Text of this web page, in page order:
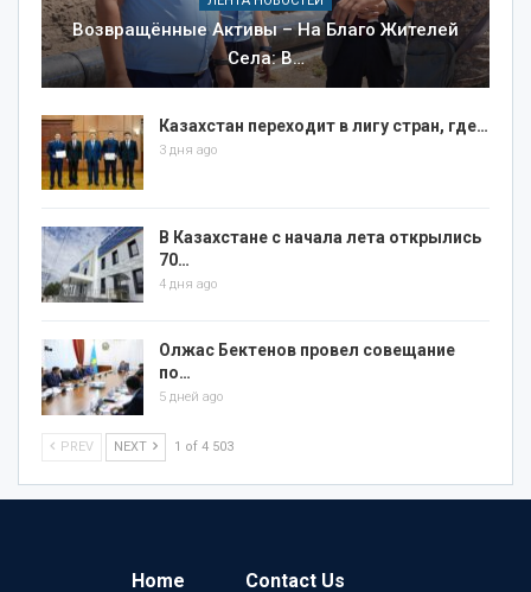
Возвращённые Активы – На Благо Жителей
Села: В…
Казахстан переходит в лигу стран, где…
3 дня ago
В Казахстане с начала лета открылись
70…
4 дня ago
Олжас Бектенов провел совещание
по…
5 дней ago
PREV NEXT 1 of 4 503
Home Contact Us